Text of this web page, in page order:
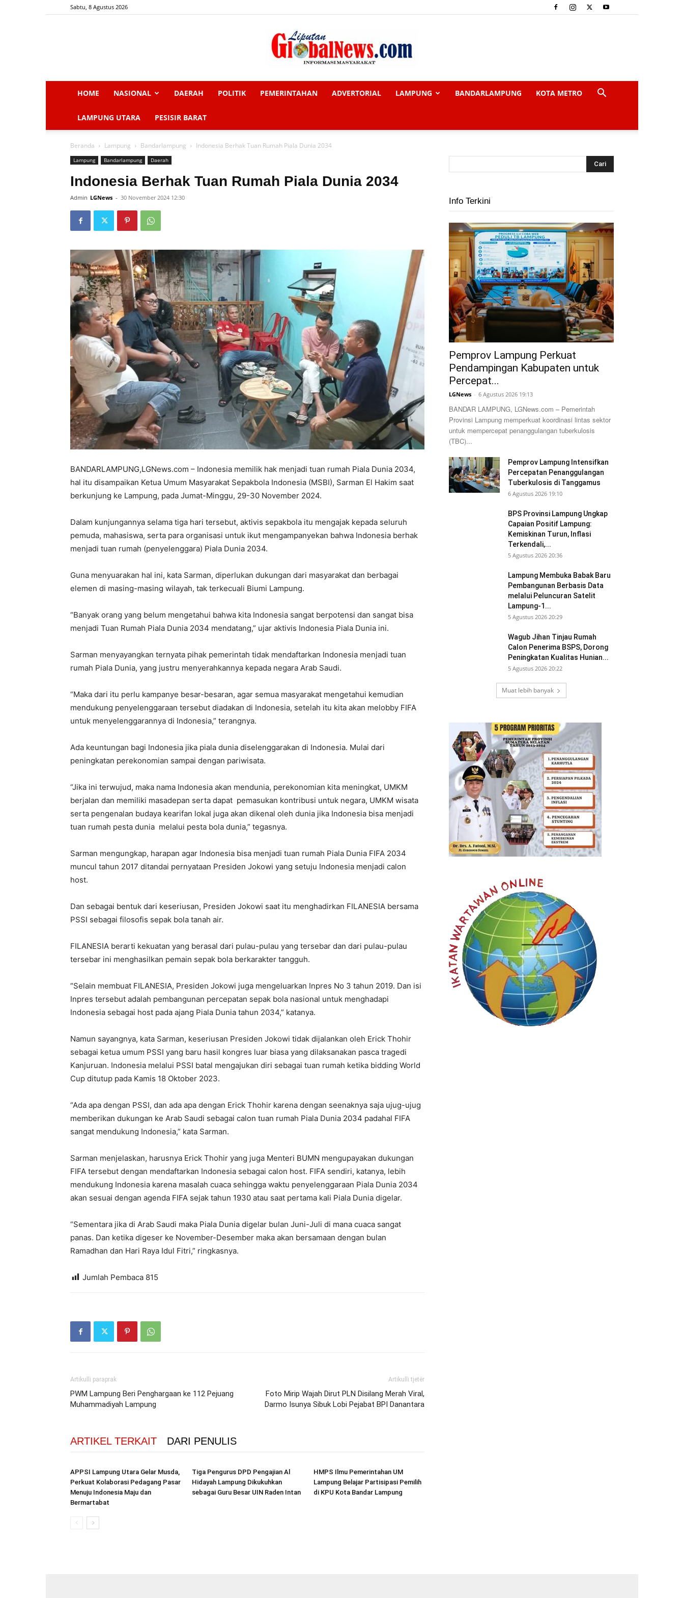
Sabtu, 8 Agustus 2026
HOME NASIONAL DAERAH POLITIK PEMERINTAHAN ADVERTORIAL LAMPUNG BANDARLAMPUNG KOTA METRO
LAMPUNG UTARA PESISIR BARAT
Beranda Lampung Bandarlampung Indonesia Berhak Tuan Rumah Piala Dunia 2034
Lampung Bandarlampung Daerah
Indonesia Berhak Tuan Rumah Piala Dunia 2034
Admin LGNews - 30 November 2024 12:30
BANDARLAMPUNG,LGNews.com – Indonesia memilik hak menjadi tuan rumah Piala Dunia 2034,
hal itu disampaikan Ketua Umum Masyarakat Sepakbola Indonesia (MSBI), Sarman El Hakim saat
berkunjung ke Lampung, pada Jumat-Minggu, 29-30 November 2024.
Dalam kunjungannya selama tiga hari tersebut, aktivis sepakbola itu mengajak kepada seluruh
pemuda, mahasiswa, serta para organisasi untuk ikut mengampanyekan bahwa Indonesia berhak
menjadi tuan rumah (penyelenggara) Piala Dunia 2034.
Guna menyuarakan hal ini, kata Sarman, diperlukan dukungan dari masyarakat dan berbagai
elemen di masing-masing wilayah, tak terkecuali Biumi Lampung.
“Banyak orang yang belum mengetahui bahwa kita Indonesia sangat berpotensi dan sangat bisa
menjadi Tuan Rumah Piala Dunia 2034 mendatang,” ujar aktivis Indonesia Piala Dunia ini.
Sarman menyayangkan ternyata pihak pemerintah tidak mendaftarkan Indonesia menjadi tuan
rumah Piala Dunia, yang justru menyerahkannya kepada negara Arab Saudi.
“Maka dari itu perlu kampanye besar-besaran, agar semua masyarakat mengetahui kemudian
mendukung penyelenggaraan tersebut diadakan di Indonesia, setelah itu kita akan melobby FIFA
untuk menyelenggarannya di Indonesia,” terangnya.
Ada keuntungan bagi Indonesia jika piala dunia diselenggarakan di Indonesia. Mulai dari
peningkatan perekonomian sampai dengan pariwisata.
“Jika ini terwujud, maka nama Indonesia akan mendunia, perekonomian kita meningkat, UMKM
berjalan dan memiliki masadepan serta dapat pemasukan kontribusi untuk negara, UMKM wisata
serta pengenalan budaya kearifan lokal juga akan dikenal oleh dunia jika Indonesia bisa menjadi
tuan rumah pesta dunia melalui pesta bola dunia,” tegasnya.
Sarman mengungkap, harapan agar Indonesia bisa menjadi tuan rumah Piala Dunia FIFA 2034
muncul tahun 2017 ditandai pernyataan Presiden Jokowi yang setuju Indonesia menjadi calon
host.
Dan sebagai bentuk dari keseriusan, Presiden Jokowi saat itu menghadirkan FILANESIA bersama
PSSI sebagai filosofis sepak bola tanah air.
FILANESIA berarti kekuatan yang berasal dari pulau-pulau yang tersebar dan dari pulau-pulau
tersebar ini menghasilkan pemain sepak bola berkarakter tangguh.
“Selain membuat FILANESIA, Presiden Jokowi juga mengeluarkan Inpres No 3 tahun 2019. Dan isi
Inpres tersebut adalah pembangunan percepatan sepak bola nasional untuk menghadapi
Indonesia sebagai host pada ajang Piala Dunia tahun 2034,” katanya.
Namun sayangnya, kata Sarman, keseriusan Presiden Jokowi tidak dijalankan oleh Erick Thohir
sebagai ketua umum PSSI yang baru hasil kongres luar biasa yang dilaksanakan pasca tragedi
Kanjuruan. Indonesia melalui PSSI batal mengajukan diri sebagai tuan rumah ketika bidding World
Cup ditutup pada Kamis 18 Oktober 2023.
“Ada apa dengan PSSI, dan ada apa dengan Erick Thohir karena dengan seenaknya saja ujug-ujug
memberikan dukungan ke Arab Saudi sebagai calon tuan rumah Piala Dunia 2034 padahal FIFA
sangat mendukung Indonesia,” kata Sarman.
Sarman menjelaskan, harusnya Erick Thohir yang juga Menteri BUMN mengupayakan dukungan
FIFA tersebut dengan mendaftarkan Indonesia sebagai calon host. FIFA sendiri, katanya, lebih
mendukung Indonesia karena masalah cuaca sehingga waktu penyelenggaraan Piala Dunia 2034
akan sesuai dengan agenda FIFA sejak tahun 1930 atau saat pertama kali Piala Dunia digelar.
“Sementara jika di Arab Saudi maka Piala Dunia digelar bulan Juni-Juli di mana cuaca sangat
panas. Dan ketika digeser ke November-Desember maka akan bersamaan dengan bulan
Ramadhan dan Hari Raya Idul Fitri,” ringkasnya.
Jumlah Pembaca 815
Artikulli paraprak
PWM Lampung Beri Penghargaan ke 112 Pejuang
Muhammadiyah Lampung
Artikulli tjetër
Foto Mirip Wajah Dirut PLN Disilang Merah Viral,
Darmo Isunya Sibuk Lobi Pejabat BPI Danantara
ARTIKEL TERKAIT DARI PENULIS
APPSI Lampung Utara Gelar Musda,
Perkuat Kolaborasi Pedagang Pasar
Menuju Indonesia Maju dan
Bermartabat
Tiga Pengurus DPD Pengajian Al
Hidayah Lampung Dikukuhkan
sebagai Guru Besar UIN Raden Intan
HMPS Ilmu Pemerintahan UM
Lampung Belajar Partisipasi Pemilih
di KPU Kota Bandar Lampung
Info Terkini
Pemprov Lampung Perkuat
Pendampingan Kabupaten untuk
Percepat...
LGNews - 6 Agustus 2026 19:13
BANDAR LAMPUNG, LGNews.com – Pemerintah
Provinsi Lampung memperkuat koordinasi lintas sektor
untuk mempercepat penanggulangan tuberkulosis
(TBC)...
Pemprov Lampung Intensifkan
Percepatan Penanggulangan
Tuberkulosis di Tanggamus
6 Agustus 2026 19:10
BPS Provinsi Lampung Ungkap
Capaian Positif Lampung:
Kemiskinan Turun, Inflasi
Terkendali,...
5 Agustus 2026 20:36
Lampung Membuka Babak Baru
Pembangunan Berbasis Data
melalui Peluncuran Satelit
Lampung-1...
5 Agustus 2026 20:29
Wagub Jihan Tinjau Rumah
Calon Penerima BSPS, Dorong
Peningkatan Kualitas Hunian...
5 Agustus 2026 20:22
Muat lebih banyak